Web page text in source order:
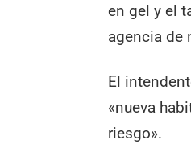
en gel y el
agencia de
El
«nueva
riesgo».